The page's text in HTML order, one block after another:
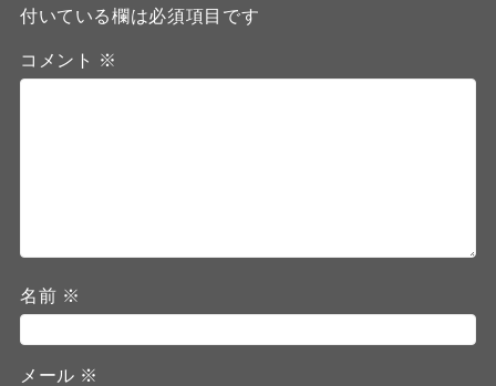
付いている欄は必須項目です
コメント ※
名前 ※
メール ※